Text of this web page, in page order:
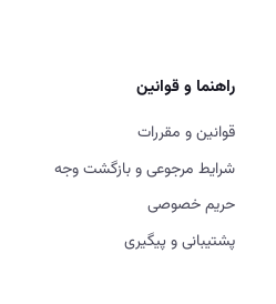
راهنما و قوانین
قوانین و مقررات
شرایط مرجوعی و بازگشت وجه
حریم خصوصی
پشتیبانی و پیگیری